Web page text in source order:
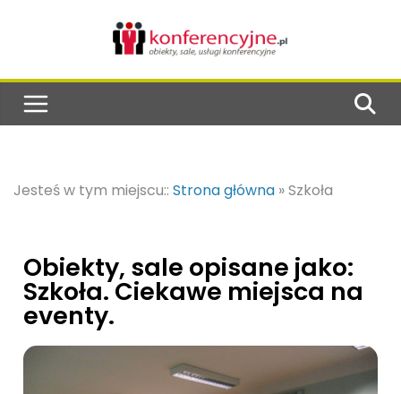
Jesteś w tym miejscu:: Strona główna »Szkoła
Obiekty, sale opisane jako:
Szkoła. Ciekawe miejsca na
eventy.